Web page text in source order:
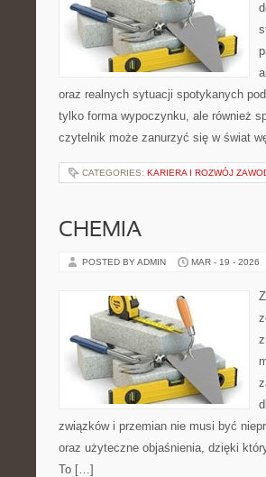
oraz realnych sytuacji spotykanych
tylko forma wypoczynku, ale również
czytelnik może zanurzyć się w świat
CATEGORIES: KARIERA I ROZWÓJ
CHEMIA
POSTED BY ADMIN MAR - 19 - 2026
związków i przemian nie musi być
oraz użyteczne objaśnienia, dzięki
To […]